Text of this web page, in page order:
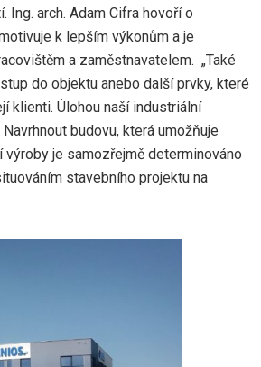
Ing. arch. Adam Cifra hovoří o
k lepším výkonům a je
a zaměstnavatelem. „Také
do objektu anebo další prvky, které
klienti. Úlohou naší industriální
budovu, která umožňuje
je samozřejmě determinováno
stavebního projektu na